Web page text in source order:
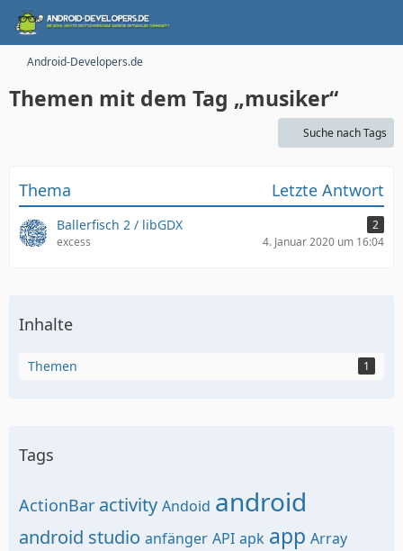
Android-Developers.de
Themen mit dem Tag „musiker“
Suche nach Tags
Thema Letzte Antwort
Ballerfisch 2 / libGDX
2
excess
4. Januar 2020 um 16:04
Inhalte
Themen 1
Tags
ActionBar activity Andoid android
android studio anfänger API apk app Array